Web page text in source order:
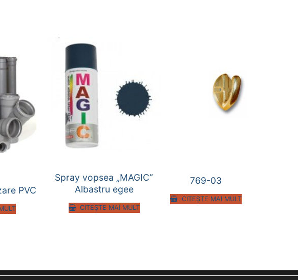
PVC
Spray vopsea „MAGIC”
Albastru egee
CITEȘTE MAI MULT
769-03
CITEȘTE MAI MULT